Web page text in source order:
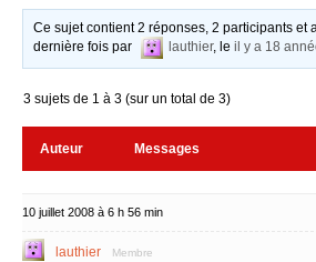
Ce sujet contient 2 réponses, 2 participants et
dernière fois par
lauthier, leil y a 18
3 sujets de 1 à 3 (sur un total de 3)
Auteur Messages
10 juillet 2008 à 6 h 56 min
lauthier Membre